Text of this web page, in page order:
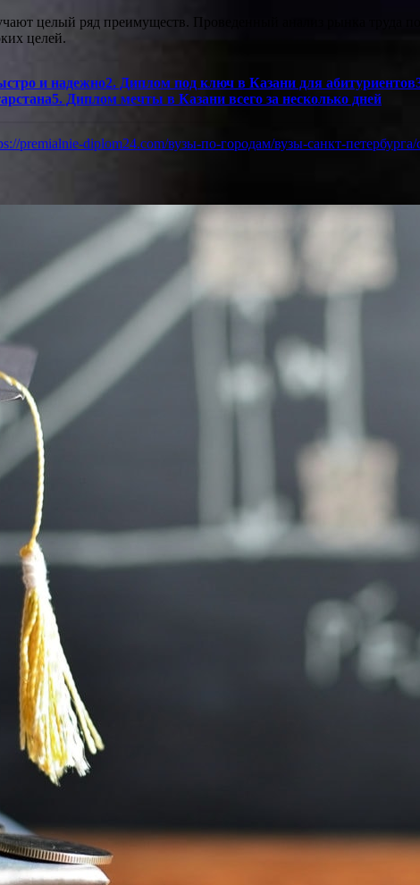
целый ряд преимуществ. Проведенный анализ рынка труда
целей.
и надежно2. Диплом под ключ в Казани для
Диплом мечты в Казани всего за несколько дней
premialnie-diplom24.com/вузы-по-городам/вузы-санкт-